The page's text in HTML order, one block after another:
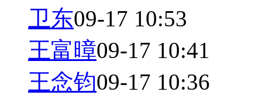
卫东09-17 10:53
王富暲09-17 10:41
王念钧09-17 10:36